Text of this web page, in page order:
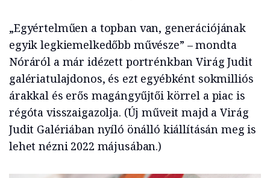
„Egyértelműen a topban van, generációjának
egyik legkiemelkedőbb művésze” – mondta
Nóráról a már idézett portrénkban Virág Judit
galériatulajdonos, és ezt egyébként sokmilliós
árakkal és erős magángyűjtői körrel a piac is
régóta visszaigazolja. (Új műveit majd a Virág
Judit Galériában nyíló önálló kiállításán meg is
lehet nézni 2022 májusában.)